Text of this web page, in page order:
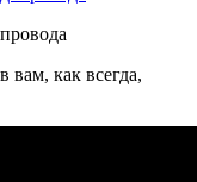
вам, как всегда,